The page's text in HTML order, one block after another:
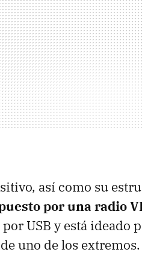
así como su
por una radio
por USB y está ideado
uno de los